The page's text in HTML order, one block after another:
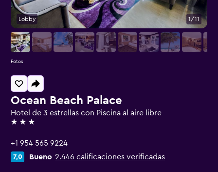
Ocean Beach Palace
Hotel de 3 estrellas con Piscina al aire libre
3 estrellas
+1 954 565 9224
7,0 Bueno 2.446 calificaciones verificadas
Lobby 1/11
Fotos